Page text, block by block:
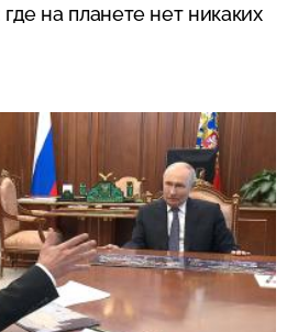
на планете нет никаких